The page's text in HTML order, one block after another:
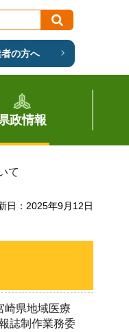
の方へ
政情報
て
日：2025年9月12日
崎県地域医療
誌制作業務委